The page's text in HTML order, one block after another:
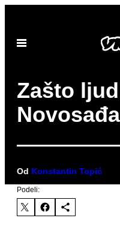
садржај
Otvori
Zašto
Od Konstantin Topić
Podeli: